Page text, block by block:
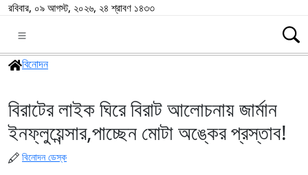
রবিবার, ০৯ আগস্ট, ২০২৬, ২৪ শ্রাবণ ১৪৩৩
বিনোদন
বিরাটের লাইক ঘিরে বিরাট আলোচনায় জার্মান
ইনফ্লুয়েন্সার,পাচ্ছেন মোটা অঙ্কের প্রস্তাব!
বিনোদন ডেস্ক